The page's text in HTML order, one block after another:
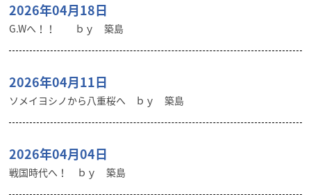
2026年04月18日
G.Wへ！！ ｂｙ 築島
2026年04月11日
ソメイヨシノから八重桜へ ｂｙ 築島
2026年04月04日
戦国時代へ！ ｂｙ 築島